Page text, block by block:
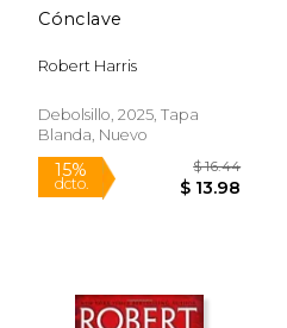
Cónclave
Robert Harris
Debolsillo, 2025, Tapa
Blanda, Nuevo